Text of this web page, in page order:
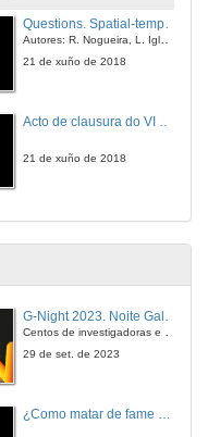
Questions. Spatial-temporal study on stable isotope signatures in epifauna and syngnathid fishes from cíes archipelago
Autores: R. Nogueira, L. Iglesias, C. Piñeiro-Corbeira, A. Paltrinieri and M. Planas
21 de xuño de 2018
21 de xuño de 2018
G-Night 2023. Noite Galega das Persoas Investigadoras. Conciencias creativas
Centos de investigadoras e investigadores, decenas de actividades e sete cidades
29 de set. de 2023